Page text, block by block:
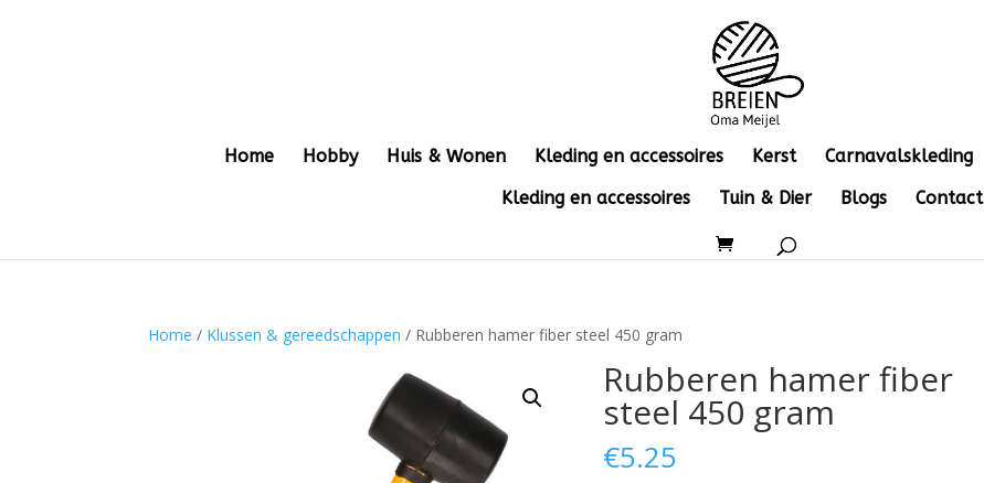
Home Hobby Huis & Wonen Kleding en accessoires Kerst Carnavalskleding
Kleding en accessoires
Tuin & Dier Blogs Contact
Home / Klussen & gereedschappen / Rubberen hamer fiber steel 450 gram
Rubberen hamer fiber
steel 450 gram
€5.25